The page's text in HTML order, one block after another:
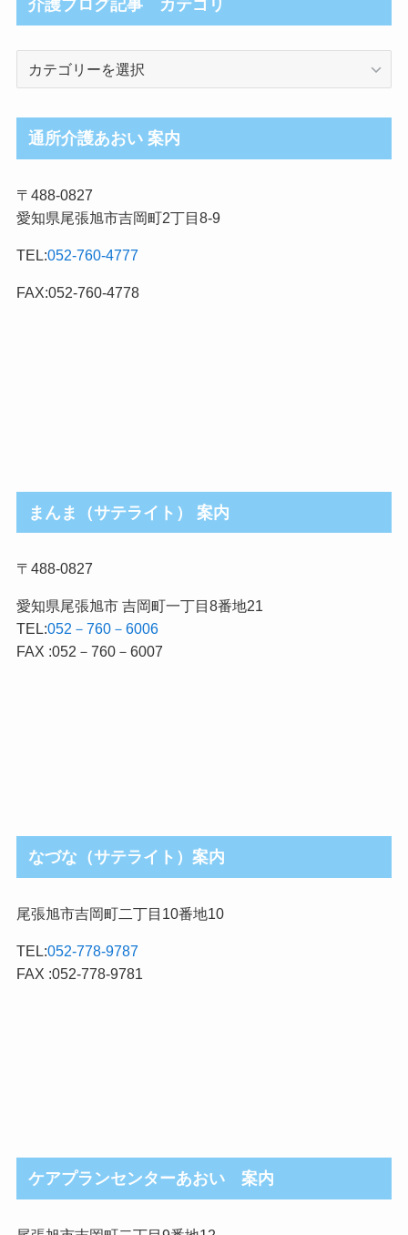
介護ブログ記事 カテゴリ
ロ
グ
事
カ
ゴ
リ
通所介護あおい 案内
〒488-0827
愛知県尾張旭市吉岡町2丁目8-9
TEL:052-760-4777
FAX:052-760-4778
まんま（サテライト） 案内
〒488-0827
愛知県尾張旭市 吉岡町一丁目8番地21
TEL:052－760－6006
FAX :052－760－6007
なづな（サテライト）案内
尾張旭市吉岡町二丁目10番地10
TEL:052-778-9787
FAX :052-778-9781
ケアプランセンターあおい 案内